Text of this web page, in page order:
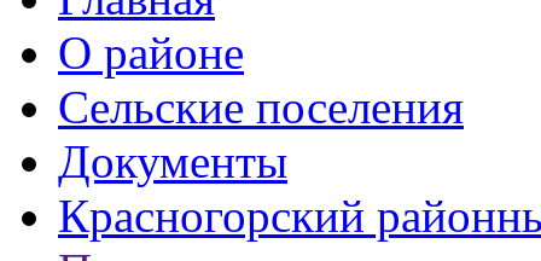
О районе
Сельские поселения
Документы
Красногорский